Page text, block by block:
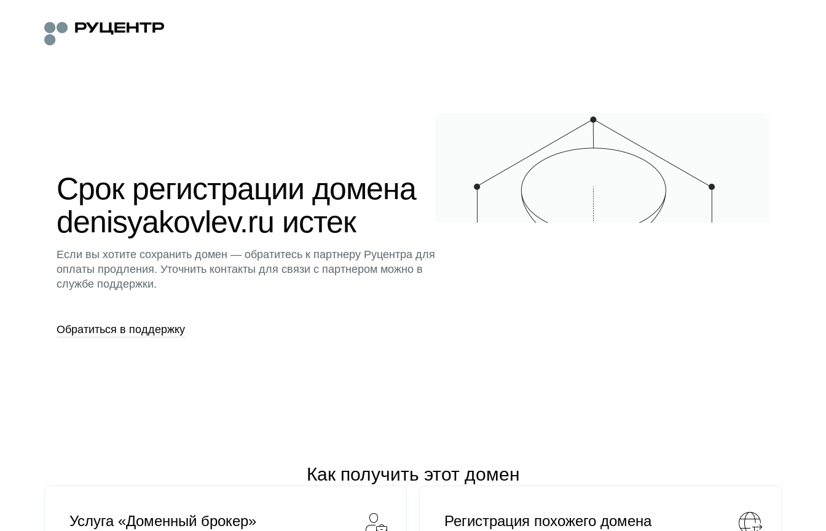
Срок регистрации домена
denisyakovlev.ru истек
Если вы хотите сохранить домен — обратитесь к партнеру Руцентра для
оплаты продления. Уточнить контакты для связи с партнером можно в
службе поддержки.
Обратиться в поддержку
Как получить этот домен
Услуга «Доменный брокер» Регистрация похожего домена